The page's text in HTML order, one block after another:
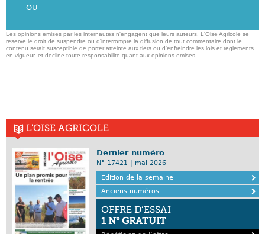
OU
Les opinions emises par les internautes n'engagent que leurs auteurs. L'Oise Agricole se
reserve le droit de suspendre ou d'interrompre la diffusion de tout commentaire dont le
contenu serait susceptible de porter atteinte aux tiers ou d'enfreindre les lois et reglements
en vigueur, et decline toute responsabilite quant aux opinions emises,
L'OISE AGRICOLE
Dernier numéro
N° 17421 | mai 2026
Edition de la semaine
Anciens numéros
OFFRE D’ESSAI
1 N° GRATUIT